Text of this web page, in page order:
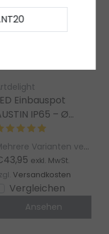
Einbauspot
IP65 – Ø
Warmweiß,
Mehrere Varianten verfügbar
exkl. MwSt.
Versandkosten
Vergleichen
Ansehen